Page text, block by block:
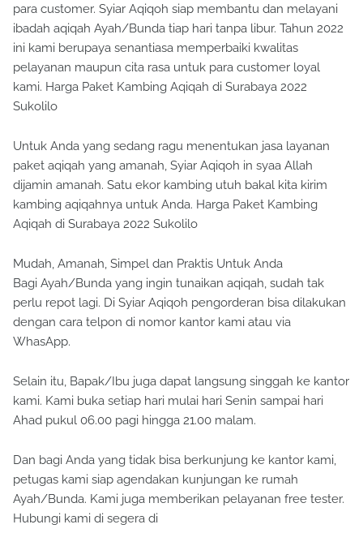
para customer. Syiar Aqiqoh siap membantu dan melayani
ibadah aqiqah Ayah/Bunda tiap hari tanpa libur. Tahun 2022
ini kami berupaya senantiasa memperbaiki kwalitas
pelayanan maupun cita rasa untuk para customer loyal
kami. Harga Paket Kambing Aqiqah di Surabaya 2022
Sukolilo
Untuk Anda yang sedang ragu menentukan jasa layanan
paket aqiqah yang amanah, Syiar Aqiqoh in syaa Allah
dijamin amanah. Satu ekor kambing utuh bakal kita kirim
kambing aqiqahnya untuk Anda. Harga Paket Kambing
Aqiqah di Surabaya 2022 Sukolilo
Mudah, Amanah, Simpel dan Praktis Untuk Anda
Bagi Ayah/Bunda yang ingin tunaikan aqiqah, sudah tak
perlu repot lagi. Di Syiar Aqiqoh pengorderan bisa dilakukan
dengan cara telpon di nomor kantor kami atau via
WhasApp.
Selain itu, Bapak/Ibu juga dapat langsung singgah ke kantor
kami. Kami buka setiap hari mulai hari Senin sampai hari
Ahad pukul 06.00 pagi hingga 21.00 malam.
Dan bagi Anda yang tidak bisa berkunjung ke kantor kami,
petugas kami siap agendakan kunjungan ke rumah
Ayah/Bunda. Kami juga memberikan pelayanan free tester.
Hubungi kami di segera di